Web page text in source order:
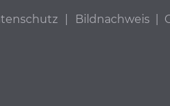
Bildnachweis